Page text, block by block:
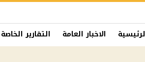
الاخبار العامة التقارير الخاصة